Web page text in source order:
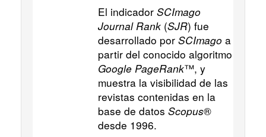
El indicador SCImago
Journal Rank (SJR) fue
desarrollado por SCImago a
partir del conocido algoritmo
Google PageRank™, y
muestra la visibilidad de las
revistas contenidas en la
base de datos Scopus®
desde 1996.